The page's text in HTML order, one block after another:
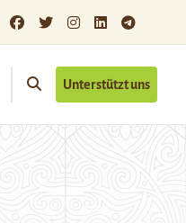
Unterstützt uns